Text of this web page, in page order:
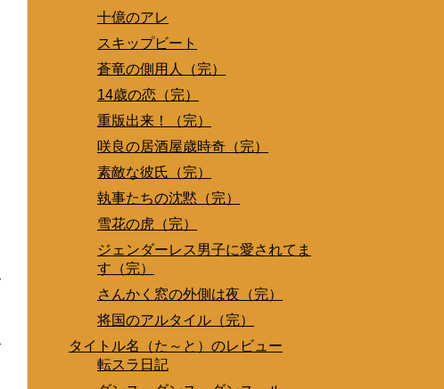
十億のアレ
スキップビート
蒼竜の側用人（完）
14歳の恋（完）
重版出来！（完）
咲良の居酒屋歳時奇（完）
素敵な彼氏（完）
執事たちの沈黙（完）
雪花の虎（完）
ジェンダーレス男子に愛されてま
す（完）
さんかく窓の外側は夜（完）
将国のアルタイル（完）
タイトル名（た～と）のレビュー
転スラ日記